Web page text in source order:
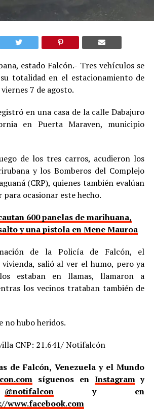
estado Falcón.- Tres vehículos se
totalidad en el estacionamiento de
7 de agosto.
en una casa de la calle Dabajuro
en Puerta Maraven, municipio
de los tres carros, acudieron los
y los Bomberos del Complejo
(CRP), quienes también evalúan
para ocasionar este hecho.
600 panelas de marihuana,
y una pistola en Mene Mauroa
de la Policía de Falcón, el
salió al ver el humo, pero ya
estaban en llamas, llamaron a
los vecinos trataban también de
hubo heridos.
CNP: 21.641/ Notifalcón
de Falcón, Venezuela y el Mundo
síguenos en Instagramy
@notifalcony en
www.facebook.com